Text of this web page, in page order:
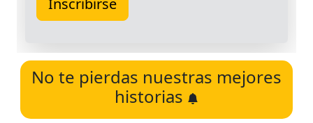
No te pierdas nuestras mejores
historias